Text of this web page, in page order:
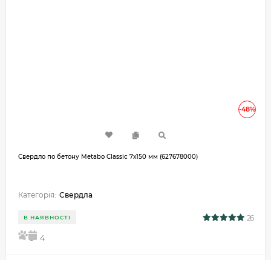
-48%
Свердло по бетону Metabo Classic 7х150 мм (627678000)
Категорія: Свердла
В НАЯВНОСТІ 26
5 4